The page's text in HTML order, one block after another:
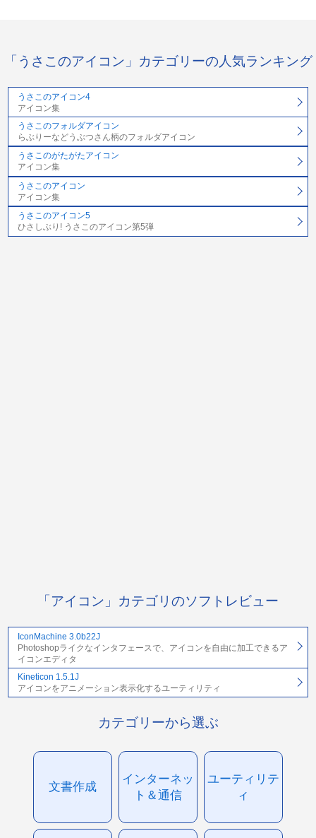
「うさこのアイコン」カテゴリーの人気ランキング
うさこのアイコン4
アイコン集
うさこのフォルダアイコン
らぶりーなどうぶつさん柄のフォルダアイコン
うさこのがたがたアイコン
アイコン集
うさこのアイコン
アイコン集
うさこのアイコン5
ひさしぶり! うさこのアイコン第5弾
「アイコン」カテゴリのソフトレビュー
IconMachine 3.0b22J
Photoshopライクなインタフェースで、アイコンを自由に加工できるア
イコンエディタ
Kineticon 1.5.1J
アイコンをアニメーション表示化するユーティリティ
カテゴリーから選ぶ
文書作成
インターネッ
ト＆通信
ユーティリテ
ィ